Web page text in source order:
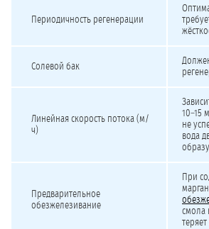
Периодичность регенерации
Солевой бак
Линейная скорость потока (м/
ч)
10–15
не
вода
Предварительное
обезжелезивание
При
смола